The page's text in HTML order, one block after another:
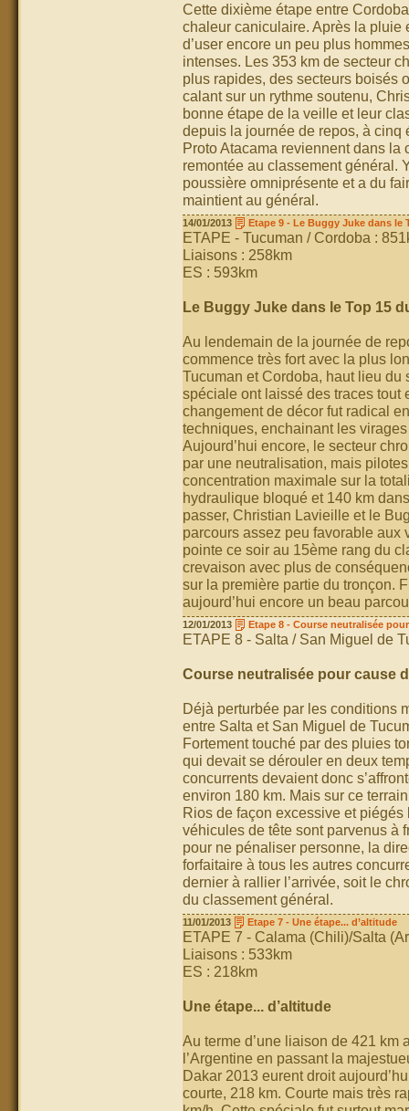
Cette dixième étape entre
chaleur caniculaire. Après la pluie
d’user encore un peu plus
intenses. Les 353 km de secteur
plus rapides, des secteurs boisés
calant sur un rythme soutenu,
bonne étape de la veille et leur
depuis la journée de repos, à cinq
Proto Atacama reviennent dans
remontée au classement général.
poussière omniprésente et a du
maintient au général.
14/01/2013 Etape 9 - Le Buggy Juke dans le
ETAPE - Tucuman / Cordoba :
Liaisons : 258km
ES : 593km
Le Buggy Juke dans le Top 15
Au lendemain de la journée de
commence très fort avec la plus
Tucuman et Cordoba, haut lieu
spéciale ont laissé des traces tout
changement de décor fut radical
techniques, enchainant les
Aujourd’hui encore, le secteur
par une neutralisation, mais
concentration maximale sur la
hydraulique bloqué et 140 km
passer, Christian Lavieille et le
parcours assez peu favorable aux
pointe ce soir au 15ème rang du
crevaison avec plus de
sur la première partie du tronçon.
aujourd’hui encore un beau
12/01/2013 Etape 8 - Course neutralisée
ETAPE 8 - Salta / San Miguel de
Course neutralisée pour cause
Déjà perturbée par les conditions
entre Salta et San Miguel de
Fortement touché par des pluies
qui devait se dérouler en deux
concurrents devaient donc
environ 180 km. Mais sur ce
Rios de façon excessive et
véhicules de tête sont parvenus à
pour ne pénaliser personne, la
forfaitaire à tous les autres
dernier à rallier l’arrivée, soit le
du classement général.
11/01/2013 Etape 7 - Une étape... d’altitude
ETAPE 7 - Calama (Chili)/Salta
Liaisons : 533km
ES : 218km
Une étape... d’altitude
Au terme d’une liaison de 421 km
l’Argentine en passant la
Dakar 2013 eurent droit
courte, 218 km. Courte mais très